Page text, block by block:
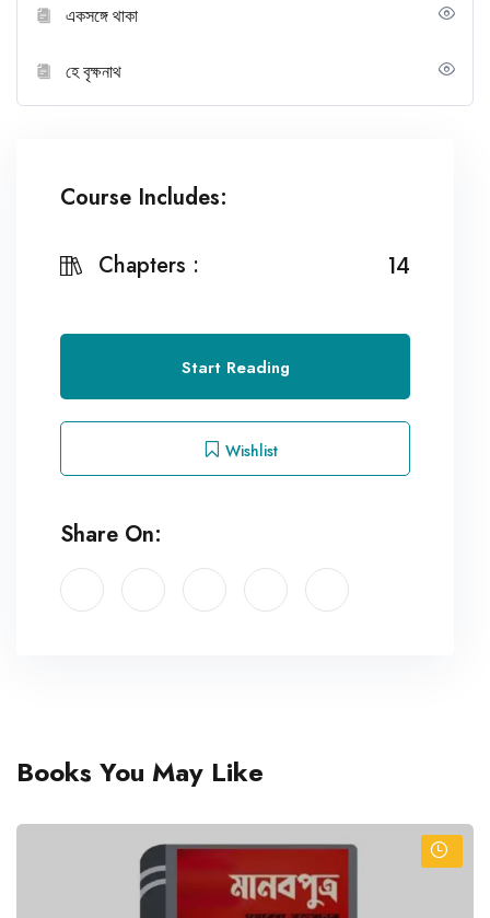
একসঙ্গে থাকা
হে বৃক্ষনাথ
Course Includes:
Chapters : 14
Start Reading
Wishlist
Share On:
Books You May Like